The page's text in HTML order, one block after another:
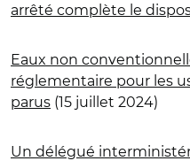
arrêté complète le
Eaux non
réglementaire pour les
parus (15 juillet 2024)
Un délégué